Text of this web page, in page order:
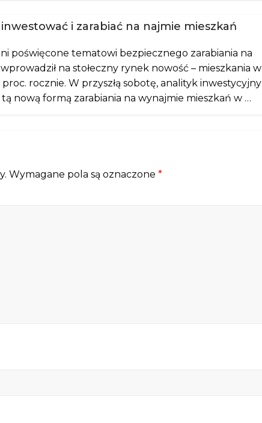
i zarabiać na najmie mieszkań
poświęcone tematowi bezpiecznego zarabiania na
na stołeczny rynek nowość – mieszkania w
rocznie. W przyszłą sobotę, analityk inwestycyjny
nową formą zarabiania na wynajmie mieszkań w …
Wymagane pola są oznaczone *